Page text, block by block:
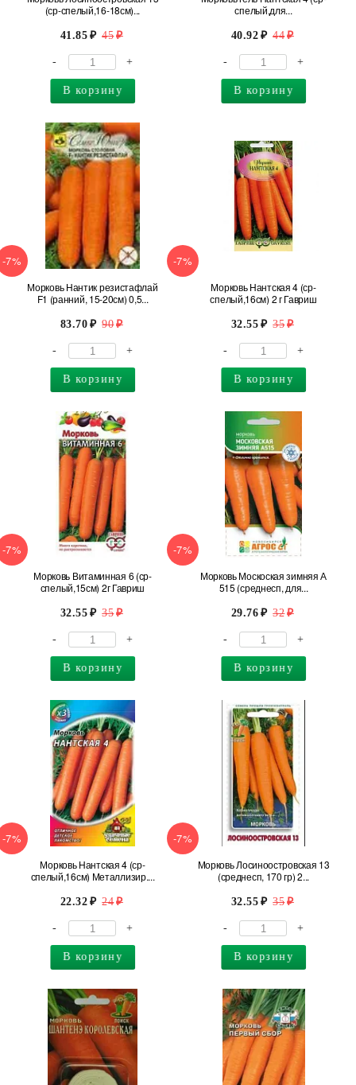
(ср-спелый,16-18см)...
41.85 45
- +
В корзину
спелый,для...
40.92 44
- +
В корзину
-7%
Морковь Нантик резистафлай
F1 (ранний, 15-20см) 0,5...
83.70 90
- +
В корзину
-7%
Морковь Нантская 4 (ср-
спелый,16см) 2 г Гавриш
32.55 35
- +
В корзину
-7%
Морковь Витаминная 6 (ср-
спелый,15см) 2г Гавриш
32.55 35
- +
В корзину
-7%
Морковь Москоская зимняя А
515 (среднесп, для...
29.76 32
- +
В корзину
-7%
Морковь Нантская 4 (ср-
спелый,16см) Металлизир....
22.32 24
- +
В корзину
-7%
Морковь Лосиноостровская 13
(среднесп, 170 гр) 2...
32.55 35
- +
В корзину